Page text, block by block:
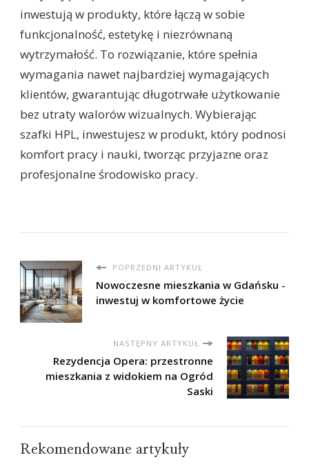
inwestują w produkty, które łączą w sobie
funkcjonalność, estetykę i niezrównaną
wytrzymałość. To rozwiązanie, które spełnia
wymagania nawet najbardziej wymagających
klientów, gwarantując długotrwałe użytkowanie
bez utraty walorów wizualnych. Wybierając
szafki HPL, inwestujesz w produkt, który podnosi
komfort pracy i nauki, tworząc przyjazne oraz
profesjonalne środowisko pracy.
POPRZEDNI ARTYKUŁ
Nowoczesne mieszkania w Gdańsku -
inwestuj w komfortowe życie
NASTĘPNY ARTYKUŁ
Rezydencja Opera: przestronne
mieszkania z widokiem na Ogród
Saski
Rekomendowane artykuły